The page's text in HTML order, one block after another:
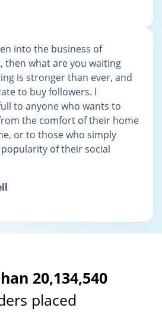
into the business of
then what are you waiting
is stronger than ever, and
to buy followers. I
to anyone who wants to
the comfort of their home
or to those who simply
of their social
20,134,540
placed